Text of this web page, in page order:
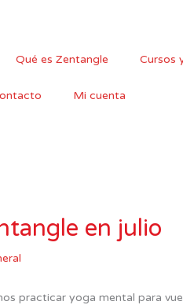
Qué es Zentangle Cursos
Mi cuenta
en julio
practicar yoga mental para